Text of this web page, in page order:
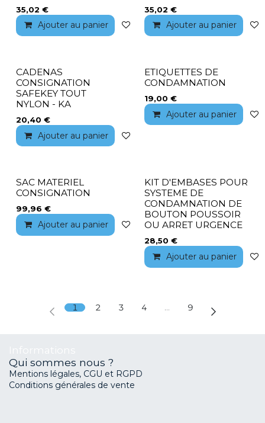
35,02 €
Ajouter au panier Ajouter à la liste de souhaits
35,02 €
Ajouter au panier
CADENAS
CONSIGNATION
SAFEKEY TOUT
NYLON - KA
20,40 €
Ajouter au panier
ETIQUETTES DE
CONDAMNATION
19,00 €
Ajouter au panier
SAC MATERIEL
CONSIGNATION
99,96 €
Ajouter au panier Ajouter à la liste de souhaits
KIT D'EMBASES POUR
SYSTEME DE
CONDAMNATION DE
BOUTON POUSSOIR
OU ARRET URGENCE
28,50 €
Ajouter au panier
1 2 3 4 … 9
Qui sommes nous ?
Mentions légales, CGU et RGPD
Conditions générales de vente